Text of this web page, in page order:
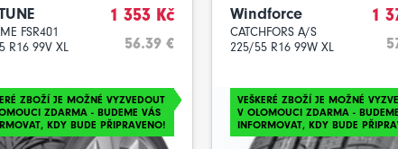
FSR401
R16 99V XL
1 353 Kč
56.39 €
ZBOŽÍ JE MOŽNÉ VYZVEDOUT
ZDARMA - BUDEME VÁS
KDY BUDE PŘIPRAVENO!
Windforce
CATCHFORS A/S
225/55 R16 99W XL
1
VEŠKERÉ ZBOŽÍ JE MOŽNÉ
V OLOMOUCI ZDARMA -
INFORMOVAT, KDY BUDE